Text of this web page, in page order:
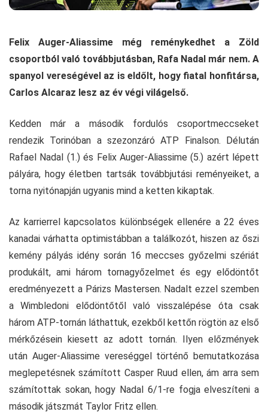
Felix Auger-Aliassime még reménykedhet a Zöld
csoportból való továbbjutásban, Rafa Nadal már nem. A
spanyol vereségével az is eldőlt, hogy fiatal honfitársa,
Carlos Alcaraz lesz az év végi világelső.
Kedden már a második fordulós csoportmeccseket
rendezik Torinóban a szezonzáró ATP Finalson. Délután
Rafael Nadal (1.) és Felix Auger-Aliassime (5.) azért lépett
pályára, hogy életben tartsák továbbjutási reményeiket, a
torna nyitónapján ugyanis mind a ketten kikaptak.
Az karrierrel kapcsolatos különbségek ellenére a 22 éves
kanadai várhatta optimistábban a találkozót, hiszen az őszi
kemény pályás idény során 16 meccses győzelmi szériát
produkált, ami három tornagyőzelmet és egy elődöntőt
eredményezett a Párizs Mastersen. Nadalt ezzel szemben
a Wimbledoni elődöntőtől való visszalépése óta csak
három ATP-tornán láthattuk, ezekből kettőn rögtön az első
mérkőzésein kiesett az adott tornán. Ilyen előzmények
után Auger-Aliassime vereséggel történő bemutatkozása
meglepetésnek számított Casper Ruud ellen, ám arra sem
számítottak sokan, hogy Nadal 6/1-re fogja elveszíteni a
második játszmát Taylor Fritz ellen.